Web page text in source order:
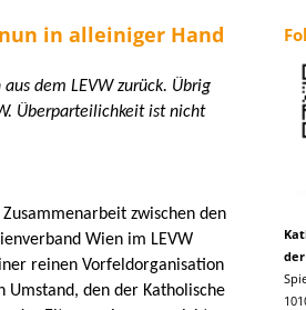
in alleiniger Hand
dem LEVW zurück. Übrig
Überparteilichkeit ist nicht
zwischen den
Wien im LEVW
reinen Vorfeldorganisation
den der Katholische
der